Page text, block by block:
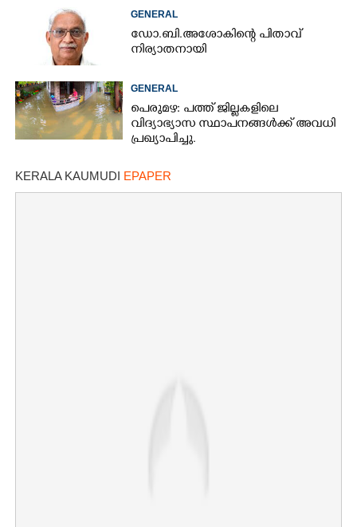
GENERAL
ഡോ.ബി.അശോകിന്റെ പിതാവ്
നിര്യാതനായി
GENERAL
പെരുമഴ: പത്ത് ജില്ലകളിലെ
വിദ്യാഭ്യാസ സ്ഥാപനങ്ങൾക്ക് അവധി
പ്രഖ്യാപിച്ചു.
KERALA KAUMUDI EPAPER